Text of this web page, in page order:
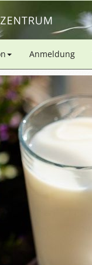
Anmeldung